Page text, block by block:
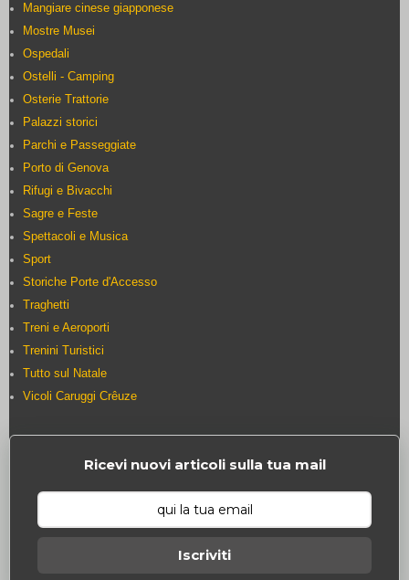
Mangiare cinese giapponese
Mostre Musei
Ospedali
Ostelli - Camping
Osterie Trattorie
Palazzi storici
Parchi e Passeggiate
Porto di Genova
Rifugi e Bivacchi
Sagre e Feste
Spettacoli e Musica
Sport
Storiche Porte d'Accesso
Traghetti
Treni e Aeroporti
Trenini Turistici
Tutto sul Natale
Vicoli Caruggi Crêuze
Ricevi nuovi articoli sulla tua mail
Iscriviti